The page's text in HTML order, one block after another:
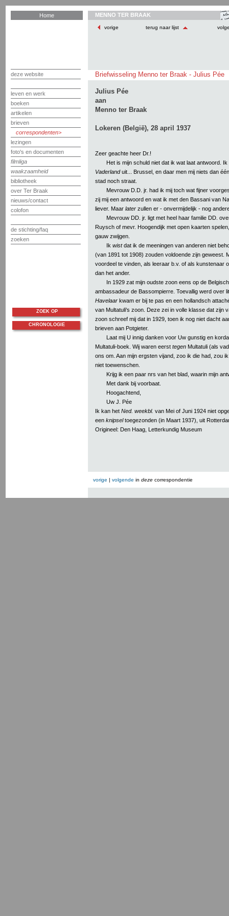
Home
deze website
leven en werk
boeken
artikelen
brieven
correspondenten
lezingen
foto's en documenten
filmliga
waakzaamheid
bibliotheek
over Ter Braak
nieuws/contact
colofon
de stichting/faq
zoeken
MENNO TER BRAAK
vorige terug naar lijst
Briefwisseling Menno ter Braak - Julius Pée
Julius Pée
aan
Menno ter Braak
Lokeren (België), 28 april 1937
Zeer geachte heer Dr.!
Het is mijn schuld niet dat ik wat laat antwoord.
Vaderlanduit... Brussel, en daar men mij niets dan
stad noch straat.
Mevrouw D.D. jr. had ik mij toch wat fijner
zij mij een antwoord en wat ik met den Bassani van
liever. Maar later zullen er - onvermijdelijk - nog
Mevrouw DD. jr. ligt met heel haar familie DD.
Ruysch of mevr. Hoogendijk met open kaarten
gauw zwijgen.
Ik wistdat ik de meeningen van anderen niet
(van 1891 tot 1908) zouden voldoende zijn geweest.
voordeel te vinden, als leeraar b.v. of als kunstenaar
dan het ander.
In 1929 zat mijn oudste zoon eens op de
ambassadeur de Bassompierre. Toevallig werd over
Havelaar kwam er bij te pas en een hollandsch
van Multatuli's zoon. Deze zei in volle klasse dat zijn
zoon schreef mij dat in 1929, toen ik nog niet dacht
brieven aan Potgieter.
Laat mij U innig danken voor Uw gunstig en
Multatuli-boek. Wij waren eerst tegen Multatuli (als
ons om. Aan mijn ergsten vijand, zoo ik die had, zou
niet toewenschen.
Krijg ik een paar nrs van het blad, waarin mijn
Met dank bij voorbaat.
Hoogachtend,
Uw J. Pée
Ik kan het Ned. weekbl. van Mei of Juni 1924 niet
een knipseltoegezonden (in Maart 1937), uit
Origineel: Den Haag, Letterkundig Museum
vorige | volgende in deze correspondentie
ZOEK OP
CHRONOLOGIE